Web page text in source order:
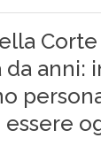
Corte
anni: